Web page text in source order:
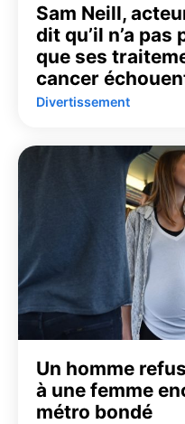
Sam Neill,
dit qu’il n’a
que ses
cancer
Divertissement
Un homme
à une femme
métro bondé